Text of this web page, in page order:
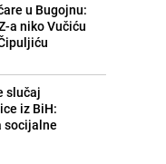
u Bugojnu:
a niko Vučiću
slučaj
iz BiH:
socijalne